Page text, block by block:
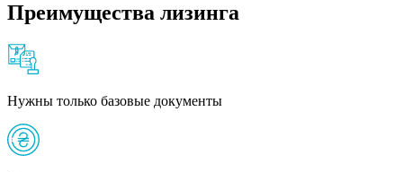
Преимущества лизинга
Нужны только базовые документы